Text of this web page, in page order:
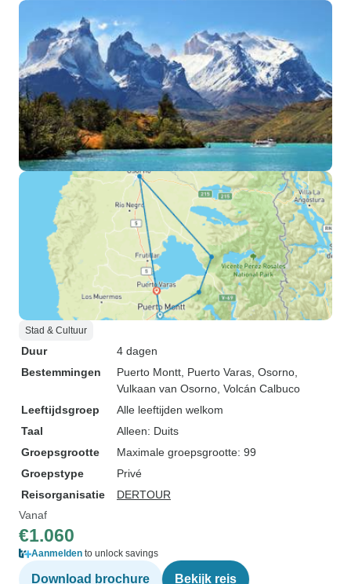
Stad & Cultuur
Duur
4 dagen
Bestemmingen
Puerto Montt , Puerto Varas , Osorno
Vulkaan van Osorno , Volcán Calbuco
Leeftijdsgroep
Alle leeftijden welkom
Taal
Alleen: Duits
Groepsgrootte
Maximale groepsgrootte: 99
Groepstype
Privé
Reisorganisatie
DERTOUR
Vanaf
€1.060
Aanmelden to unlock savings
Download brochure Bekijk reis